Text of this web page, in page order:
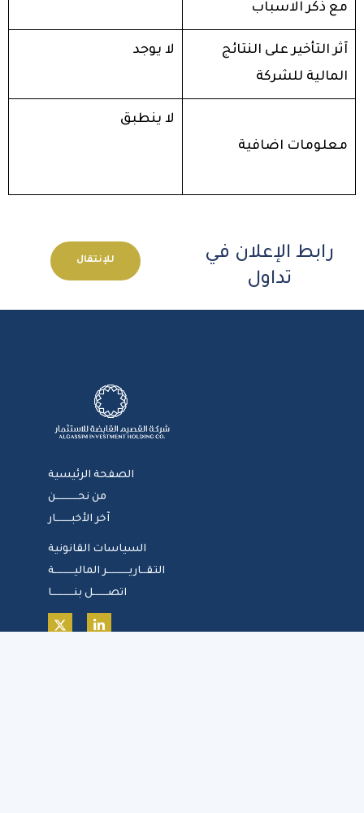
مع ذكر الاسباب
آثر التأخير على النتائج
المالية للشركة
لا يوجد
معلومات اضافية
لا ينطبق
رابط الإعلان في
تداول
للإنتقال
الصفحة الرئيسية
من نحـــــــــن
آخر الأخبــــــار
السياسات القانونية
التقــاريـــــــــر الماليــــــــة
اتصــــــل بنـــــــــا